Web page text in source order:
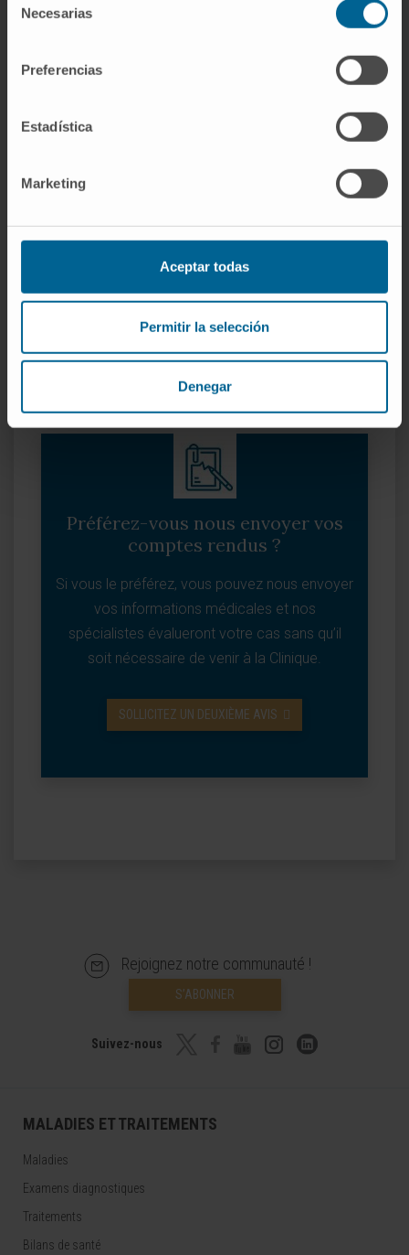
Necesarias
Preferencias
Estadística
Marketing
Aceptar todas
Permitir la selección
Denegar
Souhaitez-vous participer à cet
Demandez un rendez-vous pour que nos
conditions pour participer à cet essai clinique
JE SOUHAITE DEMANDER UN RENDEZ-VOUS
Préférez-vous nous envoyer vos
comptes rendus ?
Si vous le préférez, vous pouvez nous envoyer
vos informations médicales et nos
spécialistes évalueront votre cas sans qu’il
soit nécessaire de venir à la Clinique.
SOLLICITEZ UN DEUXIÈME AVIS
Rejoignez notre communauté !
S’ABONNER
Suivez-nous
MALADIES ET TRAITEMENTS
Maladies
Examens diagnostiques
Traitements
Bilans de santé